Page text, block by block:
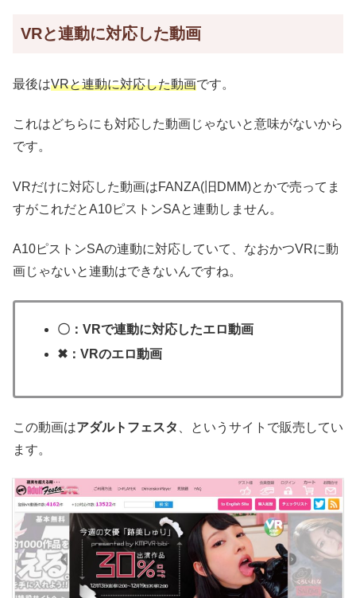
VRと連動に対応した動画
最後はVRと連動に対応した動画です。
これはどちらにも対応した動画じゃないと意味がないから
です。
VRだけに対応した動画はFANZA(旧DMM)とかで売ってま
すがこれだとA10ピストンSAと連動しません。
A10ピストンSAの連動に対応していて、なおかつVRに動
画じゃないと連動はできないんですね。
〇：VRで連動に対応したエロ動画
✖：VRのエロ動画
この動画はアダルトフェスタ
、というサイトで販売してい
ます。